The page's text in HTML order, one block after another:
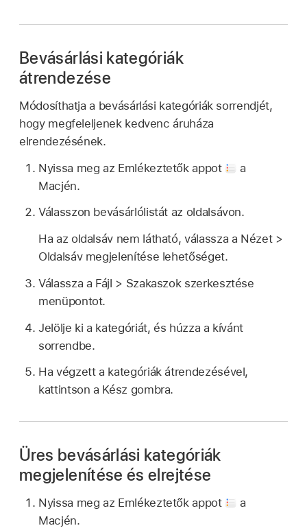
Bevásárlási kategóriák
átrendezése
Módosíthatja a bevásárlási kategóriák sorrendjét,
hogy megfeleljenek kedvenc áruháza
elrendezésének.
Nyissa meg az Emlékeztetők appot
a
Macjén.
Válasszon bevásárlólistát az oldalsávon.
Ha az oldalsáv nem látható, válassza a Nézet >
Oldalsáv megjelenítése lehetőséget.
Válassza a Fájl > Szakaszok szerkesztése
menüpontot.
Jelölje ki a kategóriát, és húzza a kívánt
sorrendbe.
Ha végzett a kategóriák átrendezésével,
kattintson a Kész gombra.
Üres bevásárlási kategóriák
megjelenítése és elrejtése
Nyissa meg az Emlékeztetők appot
a
Macjén.